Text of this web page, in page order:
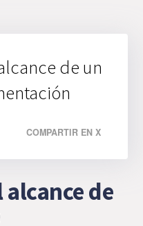
de un
COMPARTIR EN X
de